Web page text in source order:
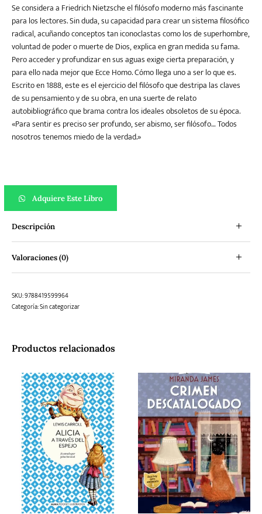
Se considera a Friedrich Nietzsche el filósofo moderno más fascinante
para los lectores. Sin duda, su capacidad para crear un sistema filosófico
radical, acuñando conceptos tan iconoclastas como los de superhombre,
voluntad de poder o muerte de Dios, explica en gran medida su fama.
Pero acceder y profundizar en sus aguas exige cierta preparación, y
para ello nada mejor que Ecce Homo. Cómo llega uno a ser lo que es.
Escrito en 1888, este es el ejercicio del filósofo que destripa las claves
de su pensamiento y de su obra, en una suerte de relato
autobibliográfico que brama contra los ideales obsoletos de su época.
«Para sentir es preciso ser profundo, ser abismo, ser filósofo… Todos
nosotros tenemos miedo de la verdad.»
Adquiere Este Libro
Descripción
Valoraciones (0)
SKU:9788419599964
Categoría:Sin categorizar
Productos relacionados